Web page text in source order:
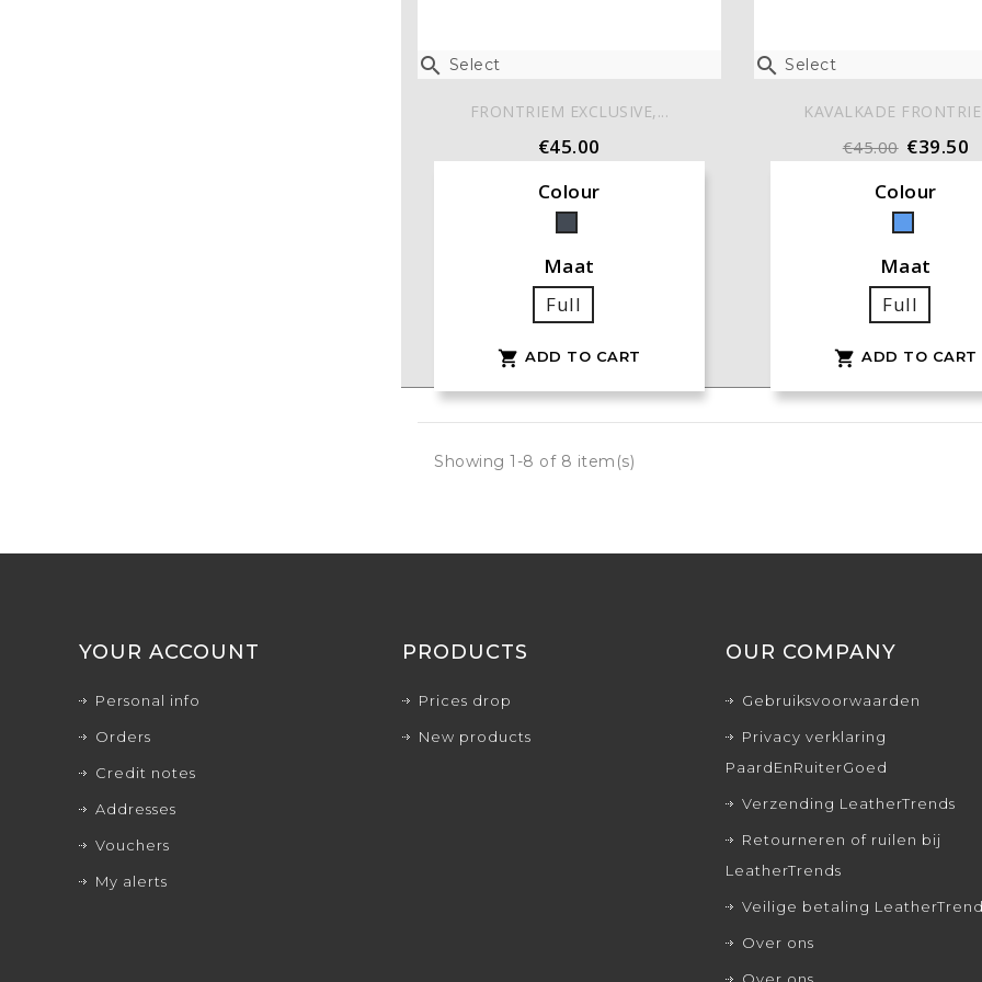
 Select
FRONTRIEM EXCLUSIVE,...
€45.00
Colour
Black
Maat
Full
 ADD TO CART
 Select
KAVALKADE
€45.00 €39.50
Colour
Blue
Maat
Full
 ADD TO CART
Showing 1-8 of 8 item(s)
YOUR ACCOUNT
Personal info
Orders
Credit notes
Addresses
Vouchers
My alerts
PRODUCTS
Prices drop
New products
OUR COMPANY
Gebruiksvoorwaarden
Privacy verklaring
PaardEnRuiterGoed
Verzending LeatherTrends
Retourneren of ruilen bij
LeatherTrends
Veilige betaling
Over ons